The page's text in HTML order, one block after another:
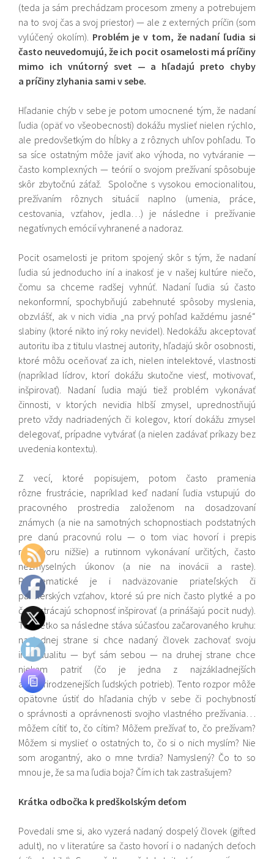
(teda ja sám prechádzam procesom zmeny a potrebujem
na to svoj čas a svoj priestor) — ale z externých príčin (som
vylúčený okolím). Problém je v tom, že nadaní ľudia si
často neuvedomujú, že ich pocit osamelosti má príčiny
mimo ich vnútorný svet — a hľadajú preto chyby
a príčiny zlyhania sami v sebe.
Hľadanie chýb v sebe je potom umocnené tým, že nadaní
ľudia (opäť vo všeobecnosti) dokážu myslieť nielen rýchlo,
ale predovšetkým do hĺbky a z rôznych uhľov pohľadu. To
sa síce ostatným môže javiť ako výhoda, no vytváranie —
často komplexných — teórií o svojom prežívaní spôsobuje
skôr zbytočnú záťaž. Spoločne s vysokou emocionalitou,
prežívaním rôznych situácií naplno (umenia, práce,
cestovania, vzťahov, jedla…) je následne i prežívanie
negatívnych emócií vyhranené a nadoraz.
Pocit osamelosti je pritom spojený skôr s tým, že nadaní
ľudia sú jednoducho iní a inakosť je v našej kultúre niečo,
čomu sa chceme radšej vyhnúť. Nadaní ľudia sú často
nekonformní, spochybňujú zabehnuté spôsoby myslenia,
obzvlášť, ak v nich vidia „na prvý pohľad každému jasné“
slabiny (ktoré nikto iný roky nevidel). Nedokážu akceptovať
autoritu iba z titulu vlastnej autority, hľadajú skôr osobnosti,
ktoré môžu oceňovať za ich, nielen intelektové, vlastnosti
(napríklad lídrov, ktorí dokážu skutočne viesť, motivovať,
inšpirovať). Nadaní ľudia majú tiež problém vykonávať
činnosti, v ktorých nevidia hlbší zmysel, uprednostňujú
preto vždy nadriadených či kolegov, ktorí dokážu zmysel
delegovať, prípadne vytvárať (a nielen zadávať príkazy bez
uvedenia kontextu).
Z vecí, ktoré popisujem, potom často pramenia
rôzne frustrácie, napríklad keď nadaní ľudia vstupujú do
pracovného prostredia založenom na dosadzovaní
známych (a nie na samotných schopnostiach podstatných
pre danú pracovnú rolu — o tom viac hovorí i prepis
rozhovoru nižšie) a rutinnom vykonávaní určitých, často
nezmyselných úkonov (a nie na inovácii a raste).
Problematické je i nadväzovanie priateľských či
partnerských vzťahov, ktoré sú pre nich často plytké a po
čase strácajú schopnosť inšpirovať (a prinášajú pocit nudy).
To všetko sa následne stáva súčasťou začarovaného kruhu:
na jednej strane si chce nadaný človek zachovať svoju
individualitu — byť sám sebou — na druhej strane chce
niekam patriť (čo je jedna z najzákladnejších
a najprirodzenejších ľudských potrieb). Tento rozpor môže
opätovne ústiť do hľadania chýb v sebe či pochybností
o správnosti a oprávnenosti svojho vlastného prežívania…
môžem cítiť to, čo cítim? Môžem prežívať to, čo prežívam?
Môžem si myslieť o ostatných to, čo si o nich myslím? Nie
som arogantný, ako o mne tvrdia? Namyslený? Čo to so
mnou je, že sa ma ľudia boja? Čím ich tak zastrašujem?
Krátka odbočka k predškolským deťom
Povedali sme si, ako vyzerá nadaný dospelý človek (gifted
adult), no v literatúre sa často hovorí i o nadaných deťoch